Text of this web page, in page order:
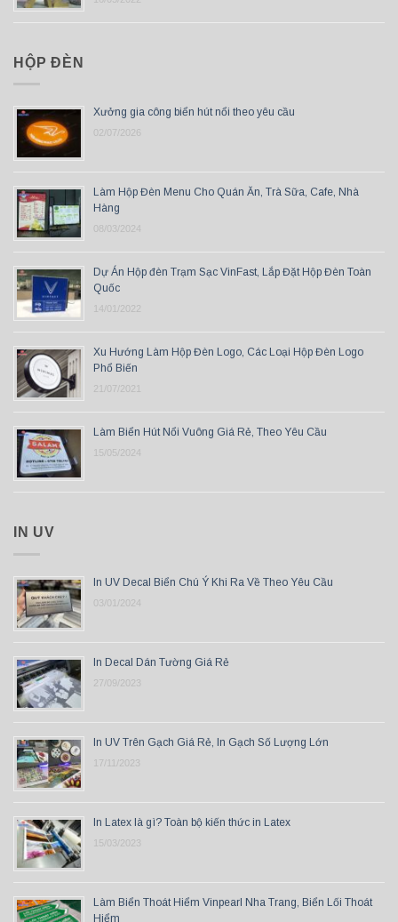
HỘP ĐÈN
Xưởng gia công biển hút nổi theo yêu cầu
02/07/2026
Làm Hộp Đèn Menu Cho Quán Ăn, Trà Sữa, Cafe, Nhà
Hàng
08/03/2024
Dự Án Hộp đèn Trạm Sạc VinFast, Lắp Đặt Hộp Đèn Toàn
Quốc
14/01/2022
Xu Hướng Làm Hộp Đèn Logo, Các Loại Hộp Đèn Logo
Phổ Biến
21/07/2021
Làm Biển Hút Nổi Vuông Giá Rẻ, Theo Yêu Cầu
15/05/2024
IN UV
In UV Decal Biển Chú Ý Khi Ra Về Theo Yêu Cầu
03/01/2024
In Decal Dán Tường Giá Rẻ
27/09/2023
In UV Trên Gạch Giá Rẻ, In Gạch Số Lượng Lớn
17/11/2023
In Latex là gì? Toàn bộ kiến thức in Latex
15/03/2023
Làm Biển Thoát Hiểm Vinpearl Nha Trang, Biển Lối Thoát
Hiểm